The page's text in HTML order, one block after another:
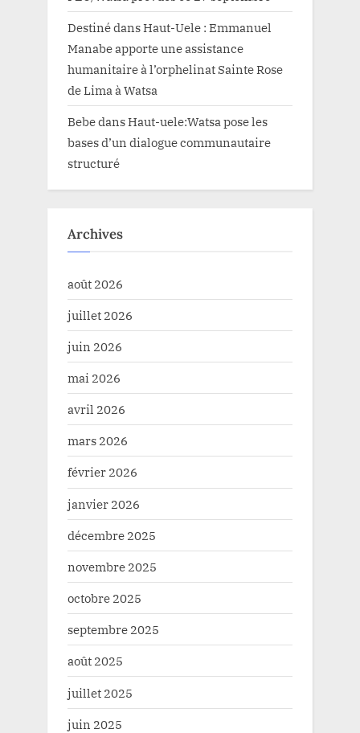
DestinédansHaut-Uele : Emmanuel
Manabe apporte une assistance
humanitaire à l’orphelinat Sainte Rose
de Lima à Watsa
BebedansHaut-uele:Watsa pose les
bases d’un dialogue communautaire
structuré
Archives
août 2026
juillet 2026
juin 2026
mai 2026
avril 2026
mars 2026
février 2026
janvier 2026
décembre 2025
novembre 2025
octobre 2025
septembre 2025
août 2025
juillet 2025
juin 2025